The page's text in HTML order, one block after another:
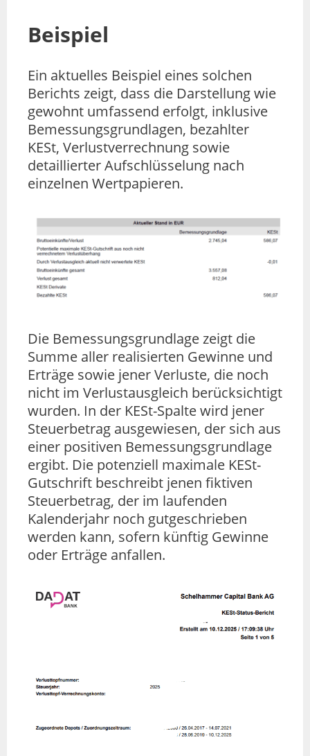
Beispiel
Ein aktuelles Beispiel eines solchen
Berichts zeigt, dass die Darstellung wie
gewohnt umfassend erfolgt, inklusive
Bemessungsgrundlagen, bezahlter
KESt, Verlustverrechnung sowie
detaillierter Aufschlüsselung nach
einzelnen Wertpapieren.
Die Bemessungsgrundlage zeigt die
Summe aller realisierten Gewinne und
Erträge sowie jener Verluste, die noch
nicht im Verlustausgleich berücksichtigt
wurden. In der KESt-Spalte wird jener
Steuerbetrag ausgewiesen, der sich aus
einer positiven Bemessungsgrundlage
ergibt. Die potenziell maximale KESt-
Gutschrift beschreibt jenen fiktiven
Steuerbetrag, der im laufenden
Kalenderjahr noch gutgeschrieben
werden kann, sofern künftig Gewinne
oder Erträge anfallen.